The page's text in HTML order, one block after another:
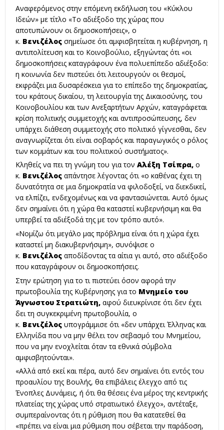
Αναφερόμενος στην επόμενη εκδήλωση του «Κύκλου
Ιδεών» με τίτλο «Το αδιέξοδο της χώρας που
αποτυπώνουν οι δημοσκοπήσεις», ο
κ. Βενιζέλος σημείωσε ότι αμφισβητείται η κυβέρνηση, η
αντιπολίτευση και το Κοινοβούλιο, εξηγώντας ότι «οι
δημοσκοπήσεις καταγράφουν ένα πολυεπίπεδο αδιέξοδο:
η κοινωνία δεν πιστεύει ότι λειτουργούν οι θεσμοί,
εκφράζει μια δυσαρέσκεια για το επίπεδο της δημοκρατίας,
του κράτους δικαίου, τη λειτουργία της Δικαιοσύνης, του
Κοινοβουλίου και των Ανεξαρτήτων Αρχών, καταγράφεται
κρίση πολιτικής συμμετοχής και αντιπροσώπευσης, δεν
υπάρχει διάθεση συμμετοχής στο πολιτικό γίγνεσθαι, δεν
αναγνωρίζεται ότι είναι σοβαρός και παραγωγικός ο ρόλος
των κομμάτων και του πολιτικού συστήματος».
Κληθείς να πει τη γνώμη του για τον Αλέξη Τσίπρα, ο
κ. Βενιζέλος απάντησε λέγοντας ότι «ο καθένας έχει τη
δυνατότητα σε μια δημοκρατία να φιλοδοξεί, να διεκδικεί,
να ελπίζει, ενδεχομένως και να φαντασιώνεται. Αυτό όμως
δεν σημαίνει ότι η χώρα θα καταστεί κυβερνήσιμη και θα
υπερβεί τα αδιέξοδά της με τον τρόπο αυτό».
«Νομίζω ότι μεγάλο μας πρόβλημα είναι ότι η χώρα έχει
καταστεί μη διακυβερνήσιμη», συνόψισε ο
κ. Βενιζέλος αποδίδοντας τα αίτια γι αυτό, στο αδιέξοδο
που καταγράφουν οι δημοσκοπήσεις.
Στην ερώτηση για το τι πιστεύει όσον αφορά την
πρωτοβουλία της Κυβέρνησης για το Μνημείο του
Άγνωστου Στρατιώτη, αφού διευκρίνισε ότι δεν έχει
δει τη συγκεκριμένη πρωτοβουλία, ο
κ. Βενιζέλος υπογράμμισε ότι «δεν υπάρχει Έλληνας και
Ελληνίδα που να μην θέλει τον σεβασμό του Μνημείου,
που να μην ενοχλείται όταν τα εθνικά σύμβολα
αμφισβητούνται».
«Αλλά από εκεί και πέρα, αυτό δεν σημαίνει ότι εντός του
προαυλίου της Βουλής, θα επιβάλεις έλεγχο από τις
Ένοπλες Δυνάμεις, ή ότι θα θέσεις ένα μέρος της κεντρικής
πλατείας της χώρας υπό στρατιωτικό έλεγχο», αντέταξε,
συμπεραίνοντας ότι η ρύθμιση που θα κατατεθεί θα
«πρέπει να είναι μια ρύθμιση που σέβεται την παράδοση,